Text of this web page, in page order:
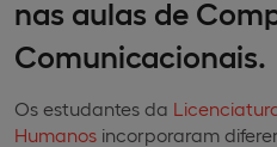
nas aulas de
Comunicacionais.
Os estudantes da
Humanos incorporaram